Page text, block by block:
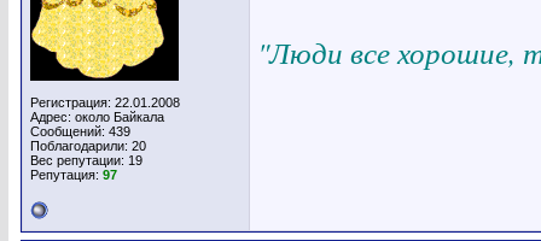
Регистрация: 22.01.2008
Адрес: около Байкала
Сообщений: 439
Поблагодарили: 20
Вес репутации: 19
Репутация: 97
"Люди все хорошие,